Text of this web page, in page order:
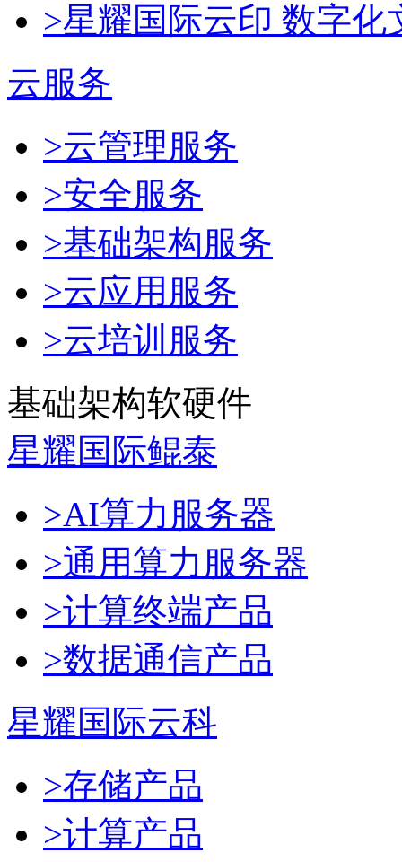
>星耀国际云印 数字化
云服务
>云管理服务
>安全服务
>基础架构服务
>云应用服务
>云培训服务
基础架构软硬件
星耀国际鲲泰
>AI算力服务器
>通用算力服务器
>计算终端产品
>数据通信产品
星耀国际云科
>存储产品
>计算产品